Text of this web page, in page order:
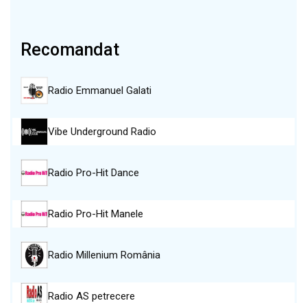
Recomandat
Radio Emmanuel Galati
Vibe Underground Radio
Radio Pro-Hit Dance
Radio Pro-Hit Manele
Radio Millenium România
Radio AS petrecere